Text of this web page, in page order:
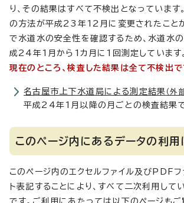
り、その結果はすべて不検出となっています
の方法が平成23年12月に変更されたこと
で水道水の安全性を確認するため、水道水
成24年1月から1カ月に1回測定しています。
現在のところ、検査した結果は全て不検出で
名古屋市上下水道局による測定結果 （外
平成24年1月以降の月ごとの検査結果で
このページ内にあるデータの利用
このページ内のエクセルファイル及びPDFフ
ト表記することにより、すべて二次利用して
です。ご利用にあたっては以下のページもご